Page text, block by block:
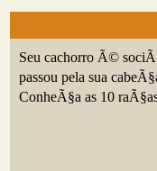
Seu cachorro Ã©
passou pela sua
ConheÃ§a as 10